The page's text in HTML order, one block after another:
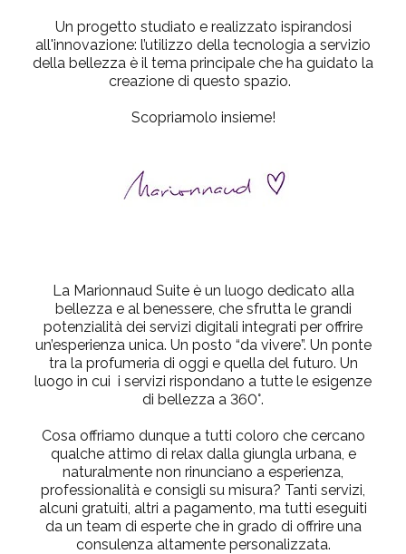
Un progetto studiato e realizzato ispirandosi
all'innovazione: l’utilizzo della tecnologia a servizio
della bellezza è il tema principale che ha guidato la
creazione di questo spazio.
Scopriamolo insieme!
La Marionnaud Suite è un luogo dedicato alla
bellezza e al benessere, che sfrutta le grandi
potenzialità dei servizi digitali integrati per offrire
un’esperienza unica. Un posto “da vivere”. Un ponte
tra la profumeria di oggi e quella del futuro. Un
luogo in cui i servizi rispondano a tutte le esigenze
di bellezza a 360°.
Cosa offriamo dunque a tutti coloro che cercano
qualche attimo di relax dalla giungla urbana, e
naturalmente non rinunciano a esperienza,
professionalità e consigli su misura? Tanti servizi,
alcuni gratuiti, altri a pagamento, ma tutti eseguiti
da un team di esperte che in grado di offrire una
consulenza altamente personalizzata.